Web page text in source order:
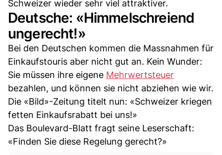
Schweizer wieder sehr viel attraktiver.
Deutsche: «Himmelschreiend
ungerecht!»
Bei den Deutschen kommen die Massnahmen für
Einkaufstouris aber nicht gut an. Kein Wunder:
Sie müssen ihre eigene Mehrwertsteuer
bezahlen, und können sie nicht abziehen wie wir.
Die «Bild»-Zeitung titelt nun: «Schweizer kriegen
fetten Einkaufsrabatt bei uns!»
Das Boulevard-Blatt fragt seine Leserschaft:
«Finden Sie diese Regelung gerecht?»